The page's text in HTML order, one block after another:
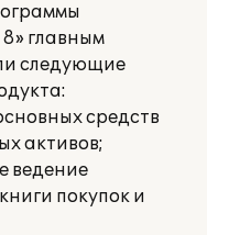
главным
следующие
средств
активов;
ведение
покупок и